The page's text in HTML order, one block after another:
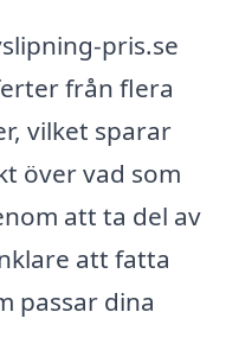
pris.se
från flera
vilket sparar
över vad som
att ta del av
att fatta
passar dina